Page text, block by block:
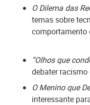
O Dilema das
temas sobre
comportamento
“Olhos que
debater
O Menino que
interessante